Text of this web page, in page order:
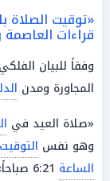
«توقيت الصلاة
قراءات العاصمة
وفقاً للبيان
المجاورة ومدن
«صلاة العيد في
وهو نفس التوقيت
الساعة